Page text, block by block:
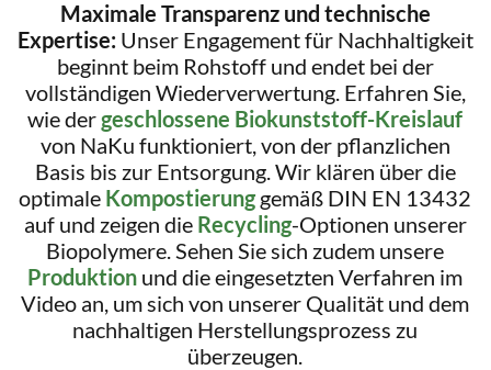
Maximale Transparenz und technische
Expertise:Unser Engagement für Nachhaltigkeit
beginnt beim Rohstoff und endet bei der
vollständigen Wiederverwertung. Erfahren Sie,
wie dergeschlossene Biokunststoff-Kreislauf
von NaKu funktioniert, von der pflanzlichen
Basis bis zur Entsorgung. Wir klären über die
optimale Kompostierunggemäß DIN EN 13432
auf und zeigen die Recycling-Optionen unserer
Biopolymere. Sehen Sie sich zudem unsere
Produktion und die eingesetzten Verfahren im
Video an, um sich von unserer Qualität und dem
nachhaltigen Herstellungsprozess zu
überzeugen.